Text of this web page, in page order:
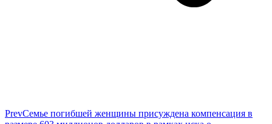
PrevСемье погибшей женщины присуждена компенсация в